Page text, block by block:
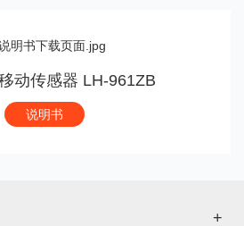
动传感器 LH-961ZB
说明书